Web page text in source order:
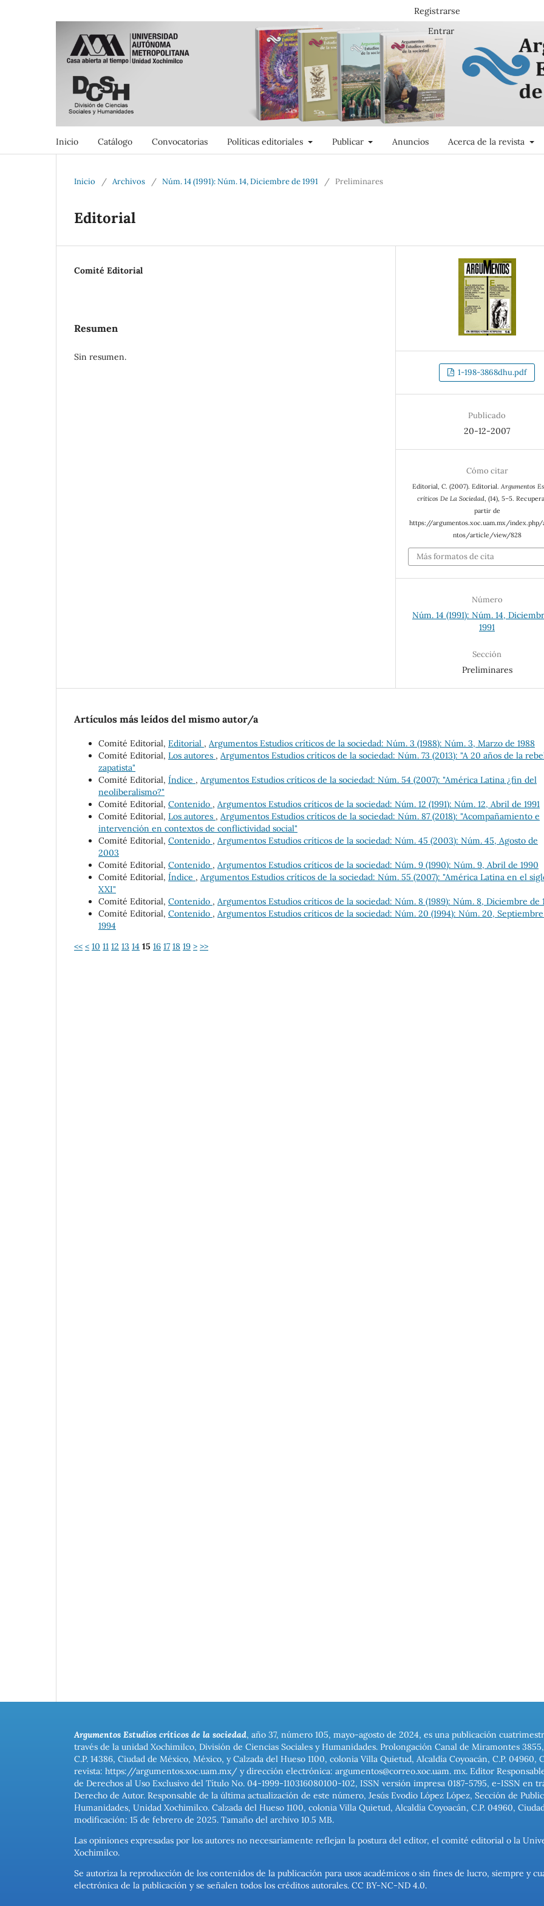
Inicio Catálogo Convocatorias Políticas editoriales Publicar Anuncios Acerca de la revista
Registrarse
Entrar
Inicio / Archivos / Núm. 14 (1991): Núm. 14, Diciembre de 1991 / Preliminares
Editorial
Comité Editorial
Resumen
Sin resumen.
1-198-3868dhu.pdf
Publicado
20-12-2007
Cómo citar
Editorial, C. (2007). Editorial. Argumentos
críticos De La Sociedad, (14), 5–5.
partir de
https://argumentos.xoc.uam.mx/index.php/
ntos/article/view/828
Más formatos de cita
Número
Núm. 14 (1991): Núm. 14,
1991
Sección
Preliminares
Artículos más leídos del mismo autor/a
Comité Editorial, Editorial , Argumentos Estudios críticos de la sociedad: Núm. 3 (1988): Núm. 3, Marzo de 1988
Comité Editorial, Los autores , Argumentos Estudios críticos de la sociedad: Núm. 73 (2013): "A 20 años de la
zapatista"
Comité Editorial, Índice , Argumentos Estudios críticos de la sociedad: Núm. 54 (2007): "América Latina ¿fin del
neoliberalismo?"
Comité Editorial, Contenido , Argumentos Estudios críticos de la sociedad: Núm. 12 (1991): Núm. 12, Abril de 1991
Comité Editorial, Los autores , Argumentos Estudios críticos de la sociedad: Núm. 87 (2018): "Acompañamiento e
intervención en contextos de conflictividad social"
Comité Editorial, Contenido , Argumentos Estudios críticos de la sociedad: Núm. 45 (2003): Núm. 45, Agosto de
2003
Comité Editorial, Contenido , Argumentos Estudios críticos de la sociedad: Núm. 9 (1990): Núm. 9, Abril de 1990
Comité Editorial, Índice , Argumentos Estudios críticos de la sociedad: Núm. 55 (2007): "América Latina en el
XXI"
Comité Editorial, Contenido , Argumentos Estudios críticos de la sociedad: Núm. 8 (1989): Núm. 8, Diciembre de
Comité Editorial, Contenido , Argumentos Estudios críticos de la sociedad: Núm. 20 (1994): Núm. 20,
1994
<< < 10 11 12 13 14 15 16 17 18 19 > >>
Argumentos Estudios críticos de la sociedad, año 37, número 105, mayo-agosto de 2024, es una publicación
través de la unidad Xochimilco, División de Ciencias Sociales y Humanidades. Prolongación Canal de Miramontes
C.P. 14386, Ciudad de México, México, y Calzada del Hueso 1100, colonia Villa Quietud, Alcaldía Coyoacán, C.P.
revista: https://argumentos.xoc.uam.mx/ y dirección electrónica: argumentos@correo.xoc.uam. mx. Editor
de Derechos al Uso Exclusivo del Título No. 04-1999-110316080100-102, ISSN versión impresa 0187-5795, e-ISSN
Derecho de Autor. Responsable de la última actualización de este número, Jesús Evodio López López, Sección de
Humanidades, Unidad Xochimilco. Calzada del Hueso 1100, colonia Villa Quietud, Alcaldía Coyoacán, C.P. 04960,
modificación: 15 de febrero de 2025. Tamaño del archivo 10.5 MB.
Las opiniones expresadas por los autores no necesariamente reflejan la postura del editor, el comité editorial o la
Xochimilco.
Se autoriza la reproducción de los contenidos de la publicación para usos académicos o sin fines de lucro, siempre y
electrónica de la publicación y se señalen todos los créditos autorales. CC BY-NC-ND 4.0.